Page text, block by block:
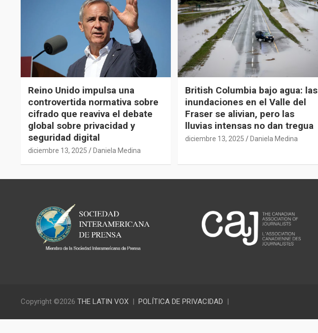
Reino Unido impulsa una
controvertida normativa sobre
cifrado que reaviva el debate
global sobre privacidad y
seguridad digital
diciembre 13, 2025 Daniela Medina
British Columbia bajo agua: las
inundaciones en el Valle del
Fraser se alivian, pero las
lluvias intensas no dan tregua
diciembre 13, 2025 Daniela Medina
Copyright ©2026 THE LATIN VOX POLÍTICA DE PRIVACIDAD